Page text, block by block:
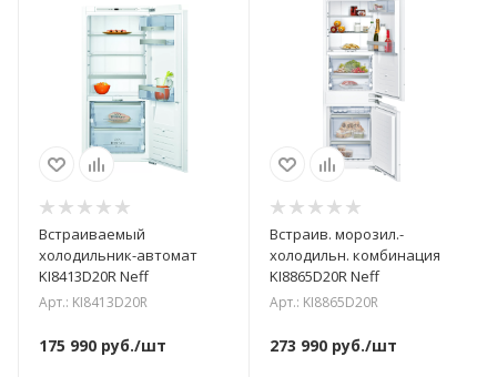
Встраиваемый
холодильник-автомат
KI8413D20R Neff
Арт.: KI8413D20R
175 990 руб./шт
Встраив. морозил.-
холодильн. комбинация
KI8865D20R Neff
Арт.: KI8865D20R
273 990руб./шт